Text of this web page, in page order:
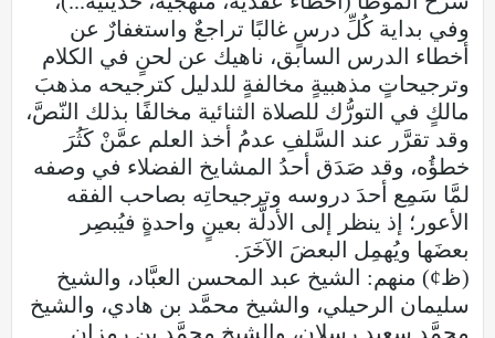
وفي بداية كُلِّ درسٍ غالبًا تراجعٌ واستغفارٌ عن
أخطاء الدرس السابق، ناهيك عن لحنٍ في الكلام
وترجيحاتٍ مذهبيةٍ مخالفةٍ للدليل كترجيحه مذهبَ
مالكٍ في التورُّك للصلاة الثنائية مخالفًا بذلك النّصَّ،
وقد تقرَّر عند السَّلفِ عدمُ أخذ العلم عمَّنْ كَثُرَ
خطؤُه، وقد صَدَق أحدُ المشايخ الفضلاء في وصفه
لمَّا سَمِع أحدَ دروسه وترجيحاتِه بصاحب الفقه
الأعور؛ إذ ينظر إلى الأدلَّة بعينٍ واحدةٍ فيُبصِر
بعضَها ويُهمِل البعضَ الآخَرَ.
(ظ¢) منهم: الشيخ عبد المحسن العبَّاد، والشيخ
سليمان الرحيلي، والشيخ محمَّد بن هادي، والشيخ
محمَّد سعيد رسلان، والشيخ محمَّد بن رمزان